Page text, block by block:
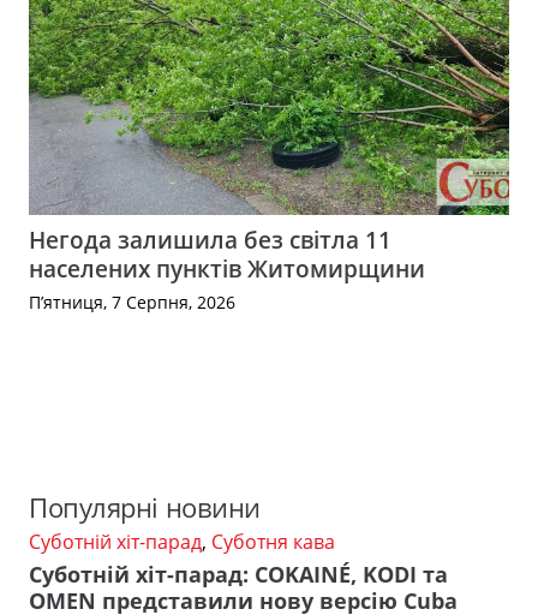
Негода залишила без світла 11
населених пунктів Житомирщини
П’ятниця, 7 Серпня, 2026
Популярні новини
Суботній хіт-парад, Суботня кава
Суботній хіт-парад: COKAINÉ, KODI та
OMEN представили нову версію Cuba